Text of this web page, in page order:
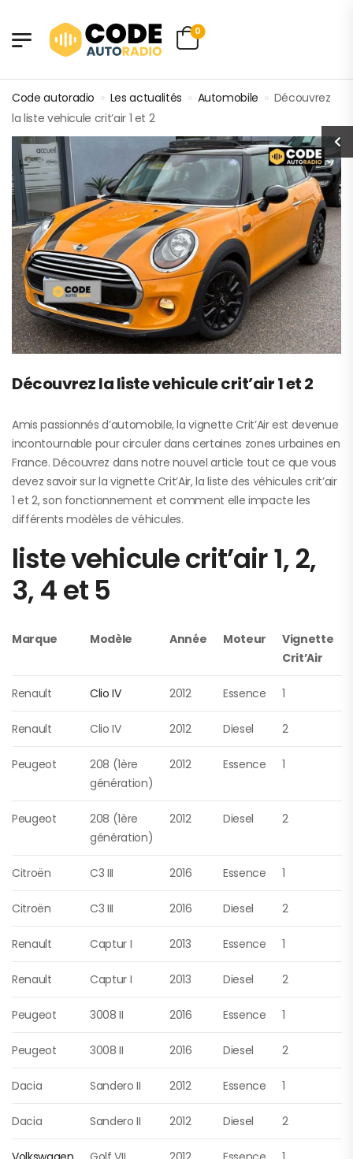
0
Code autoradio » Les actualités » Automobile » Découvrez
la liste vehicule crit’air 1 et 2
Découvrez la liste vehicule crit’air 1 et 2
Amis passionnés d’automobile, la vignette Crit’Air est devenue
incontournable pour circuler dans certaines zones urbaines en
France. Découvrez dans notre nouvel article tout ce que vous
devez savoir sur la vignette Crit’Air, la liste des véhicules crit’air
1 et 2, son fonctionnement et comment elle impacte les
différents modèles de véhicules.
liste vehicule crit’air 1, 2,
3, 4 et 5
Marque Modèle Année Moteur
Vignette
Crit’Air
Renault Clio IV 2012 Essence 1
Renault Clio IV 2012 Diesel 2
Peugeot
208 (1ère
génération)
2012 Essence 1
Peugeot
208 (1ère
génération)
2012 Diesel 2
Citroën C3 III 2016 Essence 1
Citroën C3 III 2016 Diesel 2
Renault Captur I 2013 Essence 1
Renault Captur I 2013 Diesel 2
Peugeot 3008 II 2016 Essence 1
Peugeot 3008 II 2016 Diesel 2
Dacia Sandero II 2012 Essence 1
Dacia Sandero II 2012 Diesel 2